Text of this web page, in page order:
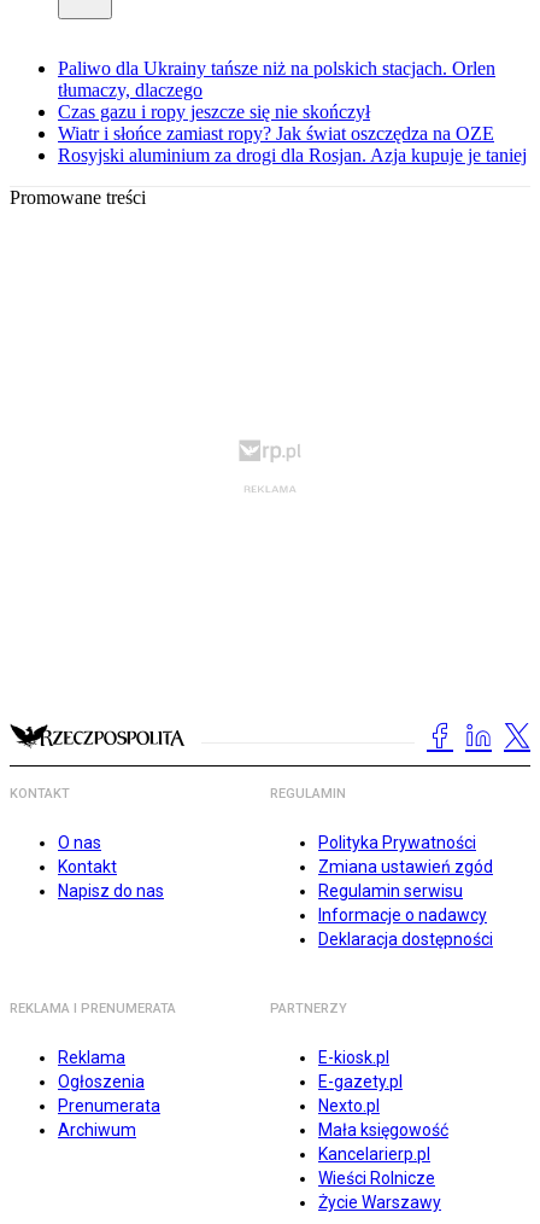
Paliwo dla Ukrainy tańsze niż na polskich stacjach. Orlen
tłumaczy, dlaczego
Czas gazu i ropy jeszcze się nie skończył
Wiatr i słońce zamiast ropy? Jak świat oszczędza na OZE
Rosyjski aluminium za drogi dla Rosjan. Azja kupuje je taniej
Promowane treści
KONTAKT
O nas
Kontakt
Napisz do nas
REGULAMIN
Polityka Prywatności
Zmiana ustawień zgód
Regulamin serwisu
Informacje o nadawcy
Deklaracja dostępności
REKLAMA I PRENUMERATA
Reklama
Ogłoszenia
Prenumerata
Archiwum
PARTNERZY
E-kiosk.pl
E-gazety.pl
Nexto.pl
Mała księgowość
Kancelarierp.pl
Wieści Rolnicze
Życie Warszawy